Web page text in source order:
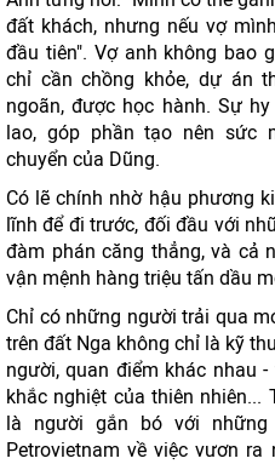
đất khách, nhưng nếu vợ
đầu tiên". Vợ anh không bao
chỉ cần chồng khỏe, dự án
ngoãn, được học hành. Sự
lao, góp phần tạo nên sức
chuyển của Dũng.
Có lẽ chính nhờ hậu phương
lĩnh để đi trước, đối đầu với
đàm phán căng thẳng, và cả
vận mệnh hàng triệu tấn dầu
Chỉ có những người trải qua
trên đất Nga không chỉ là kỹ
người, quan điểm khác nhau
khắc nghiệt của thiên nhiên...
là người gắn bó với những
Petrovietnam về việc vươn